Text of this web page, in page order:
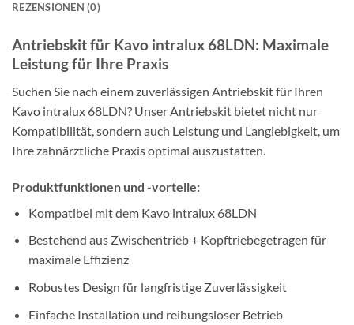
REZENSIONEN (0)
Antriebskit für Kavo intralux 68LDN: Maximale
Leistung für Ihre Praxis
Suchen Sie nach einem zuverlässigen Antriebskit für Ihren
Kavo intralux 68LDN? Unser Antriebskit bietet nicht nur
Kompatibilität, sondern auch Leistung und Langlebigkeit, um
Ihre zahnärztliche Praxis optimal auszustatten.
Produktfunktionen und -vorteile:
Kompatibel mit dem Kavo intralux 68LDN
Bestehend aus Zwischentrieb + Kopftriebegetragen für
maximale Effizienz
Robustes Design für langfristige Zuverlässigkeit
Einfache Installation und reibungsloser Betrieb